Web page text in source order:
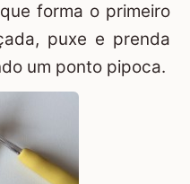
forma o primeiro
puxe e prenda
um ponto pipoca.